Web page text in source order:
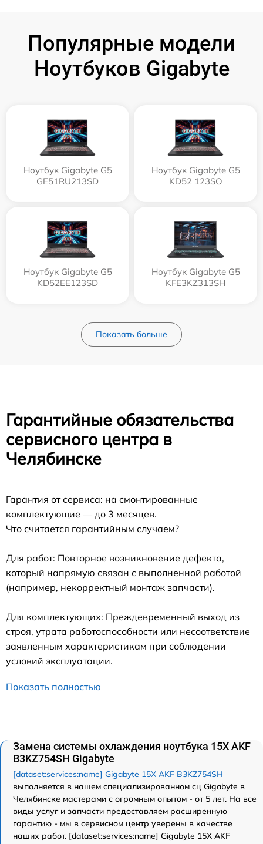
Популярные модели
Ноутбуков Gigabyte
Ноутбук Gigabyte G5
GE51RU213SD
Ноутбук Gigabyte G5
KD52 123SO
Ноутбук Gigabyte G5
KD52EE123SD
Ноутбук Gigabyte G5
KFE3KZ313SH
Показать больше
Гарантийные обязательства
сервисного центра в
Челябинске
Гарантия от сервиса: на смонтированные
комплектующие — до 3 месяцев.
Что считается гарантийным случаем?
Для работ: Повторное возникновение дефекта,
который напрямую связан с выполненной работой
(например, некорректный монтаж запчасти).
Для комплектующих: Преждевременный выход из
строя, утрата работоспособности или несоответствие
заявленным характеристикам при соблюдении
условий эксплуатации.
Показать полностью
Замена системы охлаждения ноутбука 15X AKF
B3KZ754SH Gigabyte
[dataset:services:name] Gigabyte 15X AKF B3KZ754SH
выполняется в нашем специализированном сц Gigabyte в
Челябинске мастерами с огромным опытом - от 5 лет. На все
виды услуг и запчасти предоставляем расширенную
гарантию - мы в сервисном центр уверены в качестве
наших работ. [dataset:services:name] Gigabyte 15X AKF